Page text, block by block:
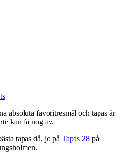
absoluta favoritresmål och tapas är
kan få nog av.
tapas då, jo på Tapas 28 på